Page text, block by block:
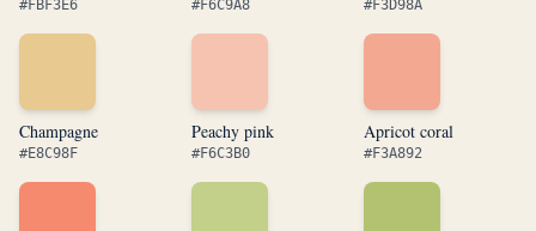
#FBF3E6 #F6C9A8 #F3D98A
Champagne
#E8C98F
Peachy pink
#F6C3B0
Apricot coral
#F3A892